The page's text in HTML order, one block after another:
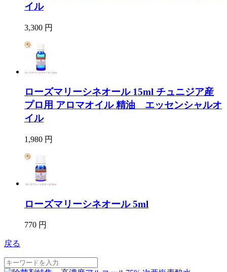
イル
3,300 円
ローズマリーシネオール 15ml チュニジア産
プロ用 アロマオイル 精油 エッセンシャルオ
イル
1,980 円
ローズマリーシネオール 5ml
770 円
戻る